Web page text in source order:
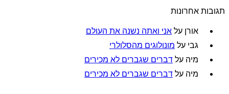
תגובות אחרונות
אורן על אני ואתה נשנה את העולם
גבי על מונולוגים מהסלולרי
מיה על דברים שגברים לא מכירים
מיה על דברים שגברים לא מכירים